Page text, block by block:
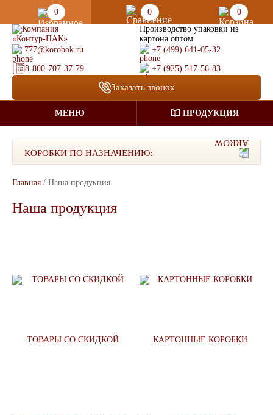
0 0
0
Производство упаковки из
картона оптом
777@korobok.ru
+7 (499) 641-05-32
8-800-707-37-79 +7 (925) 517-56-83
Заказать звонок
МЕНЮ ПРОДУКЦИЯ
КОРОБКИ ПО НАЗНАЧЕНИЮ:
Главная / Наша продукция
Наша продукция
ТОВАРЫ СО СКИДКОЙ КАРТОННЫЕ КОРОБКИ